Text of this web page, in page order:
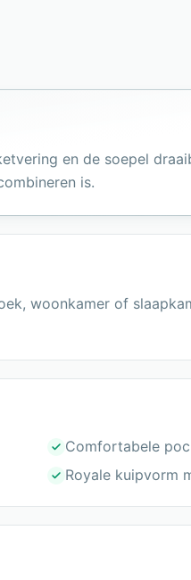
en de soepel
is.
woonkamer of
Comfortabele
Royale kuipvorm